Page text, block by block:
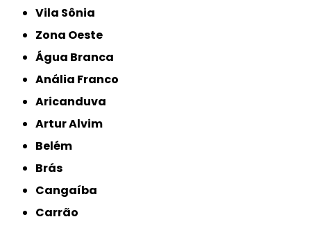
Vila Sônia
Zona Oeste
Água Branca
Anália Franco
Aricanduva
Artur Alvim
Belém
Brás
Cangaíba
Carrão